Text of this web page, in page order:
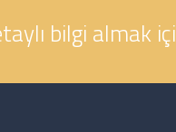
bilgi almak